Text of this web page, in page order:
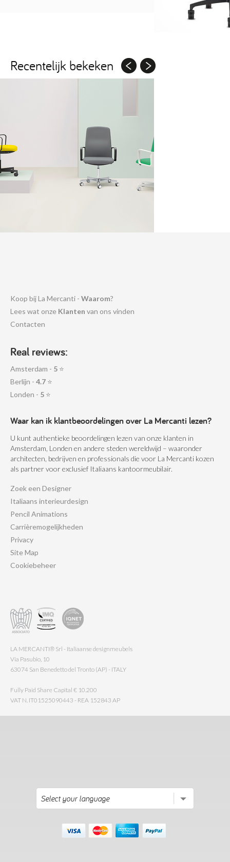
Recentelijk bekeken
Koop bij La Mercanti - Waarom?
Lees wat onze Klanten van ons vinden
Contacten
Real reviews:
Amsterdam - 5 ⭐
Berlijn - 4.7 ⭐
Londen - 5 ⭐
Waar kan ik klantbeoordelingen over La Mercanti lezen?
U kunt authentieke beoordelingen lezen van onze klanten in
Amsterdam, Londen en andere steden wereldwijd – waaronder
architecten, bedrijven en professionals die voor La Mercanti kozen
als partner voor exclusief Italiaans kantoormeubilair.
Zoek een Designer
Italiaans interieurdesign
Pencil Animations
Carrièremogelijkheden
Privacy
Site Map
Cookiebeheer
LA MERCANTI® Srl - Italiaanse designmeubels
Via Pasubio, 10
63074 San Benedetto del Tronto (AP) - ITALY
Fully Paid Share Capital € 10.200
VAT N. IT01525090443 - REA 152843 AP